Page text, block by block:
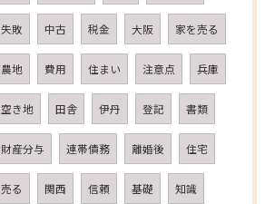
失敗 中古 税金 大阪 家を売る
農地 費用 住まい 注意点 兵庫
空き地 田舎 伊丹 登記 書類
財産分与 連帯債務 離婚後 住宅
売る 関西 信頼 基礎 知識